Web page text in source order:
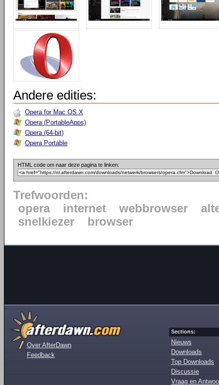
Andere edities:
Opera for Mac OS X
Opera (PortableApps)
Opera (64-bit)
Opera Portable
HTML code om naar deze pagina te linken:
Trefwoorden:
opera
internet webbrowser
snelkiezer
browser
Over AfterDawn
Feedback
Sections:
Nieuws
Downloads
Top Downloads
Discussie
Vraag en